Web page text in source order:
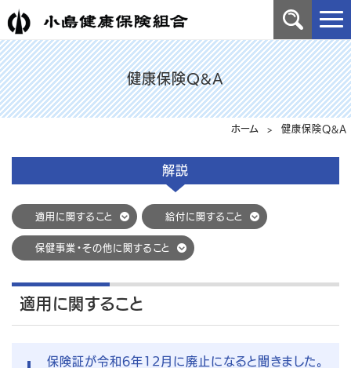
ホーム > 健康保険Q&A
健康保険Q&A
解説
適用に関すること 給付に関すること
保健事業・その他に関すること
適用に関すること
保険証が令和6年12月に廃止になると聞きました。